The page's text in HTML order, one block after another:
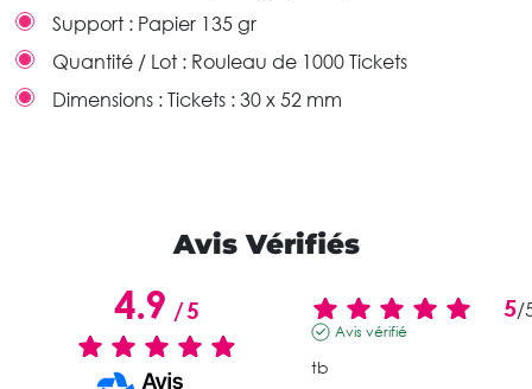
Support : Papier 135 gr
Quantité / Lot : Rouleau de 1000 Tickets
Dimensions : Tickets : 30 x 52 mm
Avis Vérifiés
4.9/5 5/
Avis vérifié
tb